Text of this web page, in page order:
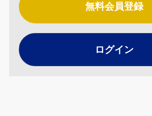
無料会員登録
ログイン